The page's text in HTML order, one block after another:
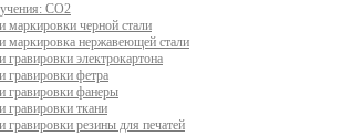
СО2
маркировки черной стали
маркировка нержавеющей стали
гравировки электрокартона
гравировки фетра
гравировки фанеры
гравировки ткани
гравировки резины для печатей